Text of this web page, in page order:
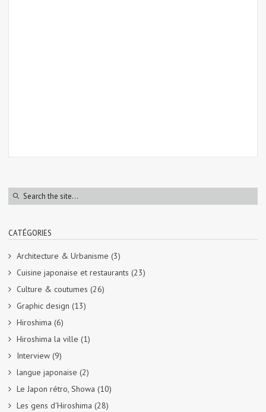
CATÉGORIES
Architecture & Urbanisme (3)
Cuisine japonaise et restaurants (23)
Culture & coutumes (26)
Graphic design (13)
Hiroshima (6)
Hiroshima la ville (1)
Interview (9)
langue japonaise (2)
Le Japon rétro, Showa (10)
Les gens d'Hiroshima (28)